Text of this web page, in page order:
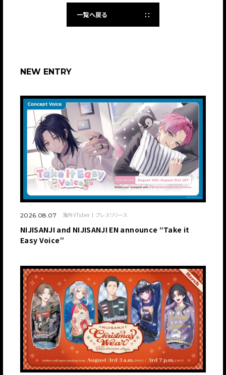
一覧へ戻る
NEW ENTRY
2026.08.07 海外VTuber プレスリリース
NIJISANJI and NIJISANJI EN announce “Take it
Easy Voice”